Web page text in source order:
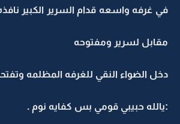
في غرفه واسعه قدام السرير الكبير
مقابل لسرير ومفتوحه
دخل الضواء النقي للغرفه المظلمه
:يالله حبيبي قومي بس كفايه نوم .